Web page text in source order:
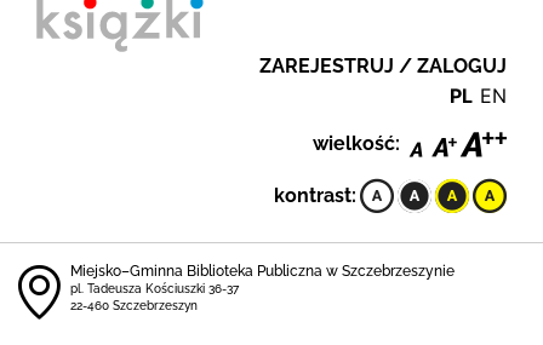
ZAREJESTRUJ / ZALOGUJ
PL EN
wielkość:
kontrast:
Miejsko–Gminna Biblioteka Publiczna w Szczebrzeszynie
pl. Tadeusza Kościuszki 36-37
22-460 Szczebrzeszyn